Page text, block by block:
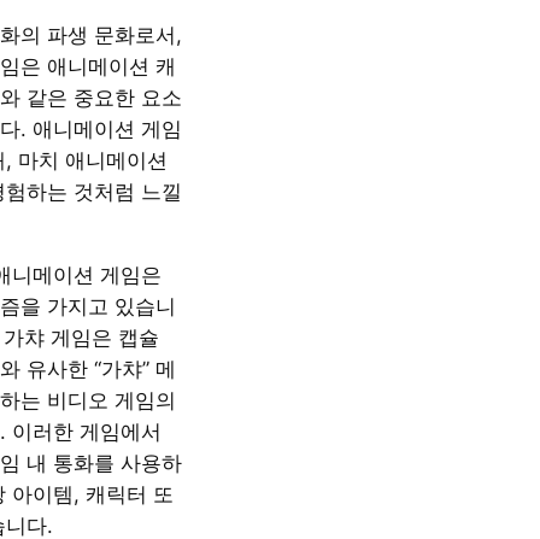
의 파생 문화로서,
은 애니메이션 캐
같은 중요한 요소
. 애니메이션 게임
마치 애니메이션
하는 것처럼 느낄
니메이션 게임은
을 가지고 있습니
챠 게임은 캡슐
유사한 “가챠” 메
는 비디오 게임의
이러한 게임에서
내 통화를 사용하
아이템, 캐릭터 또
니다.